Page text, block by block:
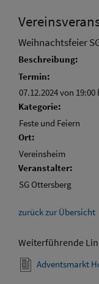
Weihnachtsfeier
Beschreibung:
Termin:
07.12.2024 von 19:00
Kategorie:
Feste und Feiern
Ort:
Vereinsheim
Veranstalter:
SG Ottersberg
zurück zur Übersicht
Weiterführende
Adventsmarkt